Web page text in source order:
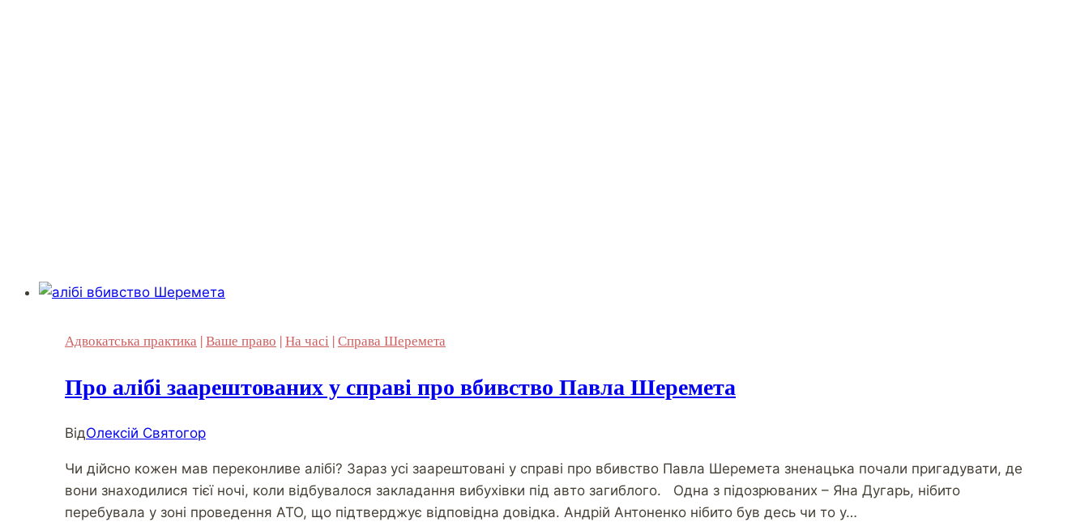
Адвокатська практика |Ваше право |На часі |Справа Шеремета
Про алібі заарештованих у справі про вбивство Павла Шеремета
ВідОлексій Святогор
Чи дійсно кожен мав переконливе алібі? Зараз усі заарештовані у справі про вбивство Павла Шеремета зненацька почали пригадувати, де
вони знаходилися тієї ночі, коли відбувалося закладання вибухівки під авто загиблого. Одна з підозрюваних – Яна Дугарь, нібито
перебувала у зоні проведення АТО, що підтверджує відповідна довідка. Андрій Антоненко нібито був десь чи то у…